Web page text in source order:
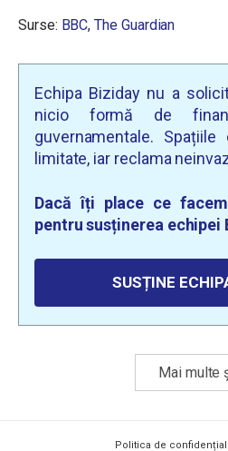
Surse: BBC,The Guardian
Echipa Biziday nu a
nicio formă de
guvernamentale.
limitate, iar reclama
Dacă îți place ce
pentru susținerea echipei
SUSȚINE
Mai multe
Politica de